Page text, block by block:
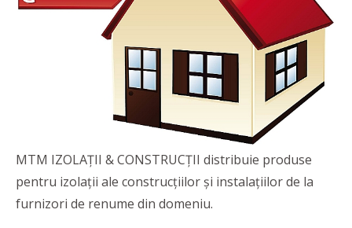
MTM IZOLAȚII & CONSTRUCȚII distribuie produse
pentru izolații ale construcțiilor și instalațiilor de la
furnizori de renume din domeniu.